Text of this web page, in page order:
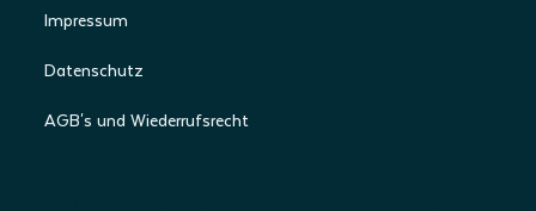
Impressum
Datenschutz
AGB's und Wiederrufsrecht